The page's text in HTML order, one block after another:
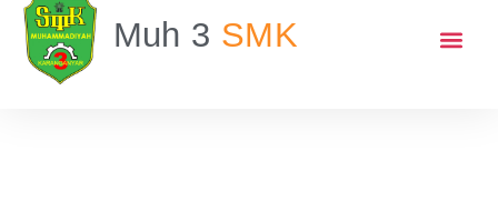
Muh 3 SMK